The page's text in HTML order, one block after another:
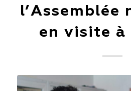
l’Assemblée
en visite à